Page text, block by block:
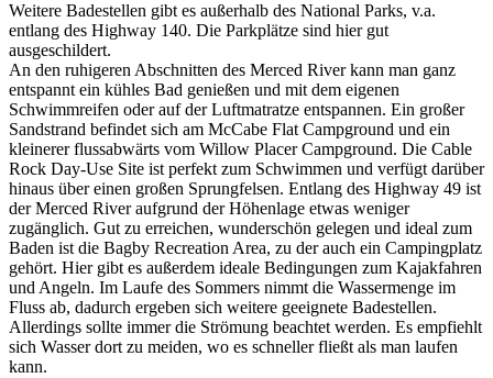
Weitere Badestellen gibt es außerhalb des National Parks, v.a.
entlang des Highway 140. Die Parkplätze sind hier gut
ausgeschildert.
An den ruhigeren Abschnitten des Merced River kann man ganz
entspannt ein kühles Bad genießen und mit dem eigenen
Schwimmreifen oder auf der Luftmatratze entspannen. Ein großer
Sandstrand befindet sich am McCabe Flat Campground und ein
kleinerer flussabwärts vom Willow Placer Campground. Die Cable
Rock Day-Use Site ist perfekt zum Schwimmen und verfügt darüber
hinaus über einen großen Sprungfelsen. Entlang des Highway 49 ist
der Merced River aufgrund der Höhenlage etwas weniger
zugänglich. Gut zu erreichen, wunderschön gelegen und ideal zum
Baden ist die Bagby Recreation Area, zu der auch ein Campingplatz
gehört. Hier gibt es außerdem ideale Bedingungen zum Kajakfahren
und Angeln. Im Laufe des Sommers nimmt die Wassermenge im
Fluss ab, dadurch ergeben sich weitere geeignete Badestellen.
Allerdings sollte immer die Strömung beachtet werden. Es empfiehlt
sich Wasser dort zu meiden, wo es schneller fließt als man laufen
kann.